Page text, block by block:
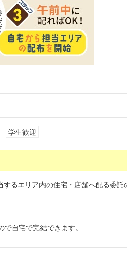
学生歓迎
るエリア内の住宅・店舗へ配る委託
自宅で完結できます。